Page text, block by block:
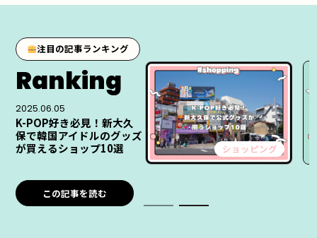
注目の記事ランキング
Ranking
2025.06.05
K-POP好き必見！新大久
保で韓国アイドルのグッズ
が買えるショップ10選
この記事を読む
ショッピング